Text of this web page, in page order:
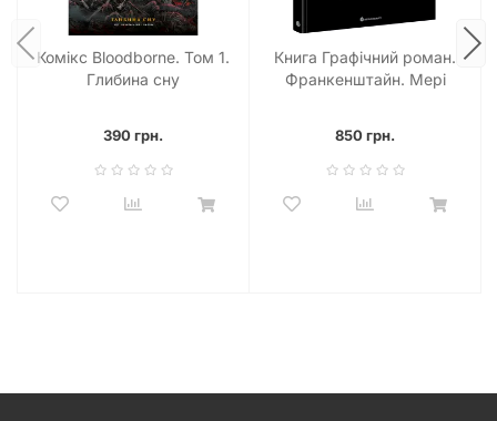
повноцінного сюжету, що не залишить вас
байдужими. Це не просто швидке читання, а
повноцінний досвід, що розкриває багатошаровий світ
«Загін Х» і готує ґрунт для майбутніх пригод. Кожна
Для кого цей комікс?
«Загін Х. Том 1» – ідеальний вибір для:
бажають відкрити для себе його нові роботи.
Комікс Bloodborne. Том 1.
Глибина сну
390 грн.
Книга Графічний роман.
Франкенштайн. Мері
850 грн.